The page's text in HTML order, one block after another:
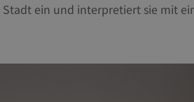
ein und interpretiert sie mit